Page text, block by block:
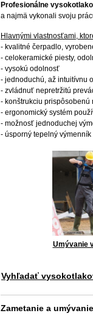
Profesionálne
a najmä vykonali svoju
Hlavnými vlastnosťami,
- kvalitné čerpadlo,
- celokeramické piesty,
- vysokú odolnosť
- jednoduchú, až intuitívnu
- zvládnuť nepretržitú
- konštrukciu prispôsobenú
- ergonomický systém
- možnosť jednoduchej
- úsporný tepelný
Umývanie
Vyhľadať v
Zametanie a